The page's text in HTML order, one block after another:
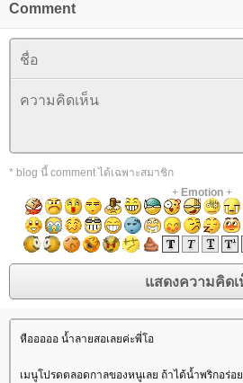
Comment
* blog นี้ comment ได้เฉพาะสมาชิก
+ Emotion+
หือออออ น้ำลายสอเลยค่ะพี่โอ
เมนูโปรดตลอดกาลของหนูเลย ถ้าได้น้ำพริกอร่อ